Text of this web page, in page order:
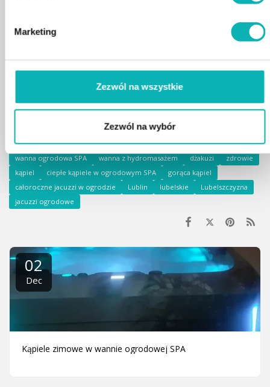
Marketing
Zezwól na wszystkie
Zezwól na wybór
mazowieckie Warszawa Całoroczne ocieplone Spa do ogrodu
ogrodu Jacuzzi ogrodowe podkarpackie Rzeszów Całoroczne
ocieplone Spa do ogrodu Jacuzzi ogrodowe podlaskie Białystok
pomorskie Gdańsk Całoroczne ocieplone Spa do ogrodu Jacuzzi
ogrodowe śląskie Katowice Całoroczne ocieplone Spa do
ocieplone Spa do ogrodu Jacuzzi ogrodowe warmińsko-
ogrodowe wielkopolskie Poznań Całoroczne ocieplone Spa do
wanny ogrodowe SPA
wanny z hydromasażem
wanna ogrodowa SPA
wanna z hydromasażem dżakuzi
zdrowie
kąpiel
ciepłe kąpiele w ogrodowym SPA
gorąca kąpiel
całoroczne jacuzzi w ogrodzie
Lublin lubelskie
Lubelszczyzna
jacuzzi ogrodowe
02
Dec
Kąpiele zimowe w wannie ogrodowej SPA